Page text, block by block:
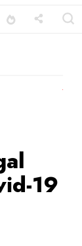
Terima kasih
19